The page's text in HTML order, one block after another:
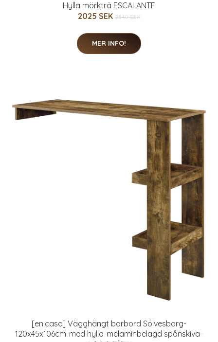
Hylla mörkträ ESCALANTE
2025 SEK 2540 SEK
MER INFO!
[en.casa] Vägghängt barbord Sölvesborg-
120x45x106cm-med hylla-melaminbelagd spånskiva-